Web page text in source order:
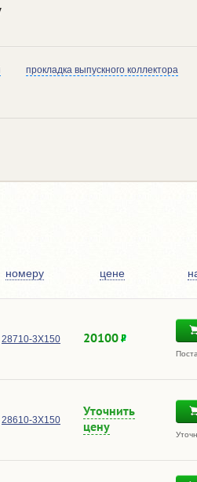
прокладка выпускного коллектора
номеру цене
28710-3X150 20100
28610-3X150
Уточнить
цену